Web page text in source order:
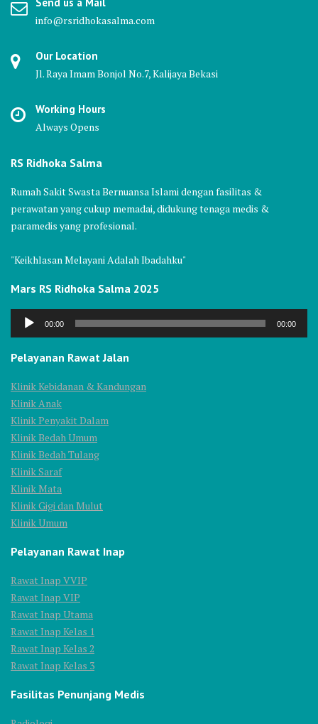
info@rsridhokasalma.com
Our Location
Jl. Raya Imam Bonjol No.7, Kalijaya Bekasi
Working Hours
Always Opens
RS Ridhoka Salma
Rumah Sakit Swasta Bernuansa Islami dengan fasilitas &
perawatan yang cukup memadai, didukung tenaga medis &
paramedis yang profesional.
"Keikhlasan Melayani Adalah Ibadahku"
Mars RS Ridhoka Salma 2025
Audio
00:00 00:00
Pelayanan Rawat Jalan
Klinik Kebidanan & Kandungan
Klinik Anak
Klinik Penyakit Dalam
Klinik Bedah Umum
Klinik Bedah Tulang
Klinik Saraf
Klinik Mata
Klinik Gigi dan Mulut
Klinik Umum
Pelayanan Rawat Inap
Rawat Inap VVIP
Rawat Inap VIP
Rawat Inap Utama
Rawat Inap Kelas 1
Rawat Inap Kelas 2
Rawat Inap Kelas 3
Fasilitas Penunjang Medis